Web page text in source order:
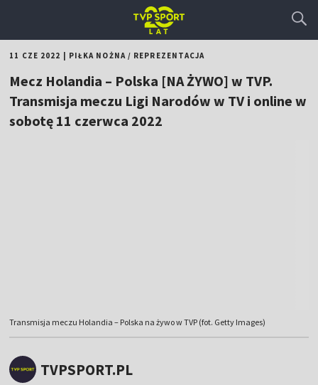
11 CZE 2022 PIŁKA NOŻNA/ REPREZENTACJA
Mecz Holandia – Polska [NA ŻYWO] w TVP.
Transmisja meczu Ligi Narodów w TV i online w
sobotę 11 czerwca 2022
Transmisja meczu Holandia – Polska na żywo w TVP (fot. Getty Images)
TVPSPORT.PL